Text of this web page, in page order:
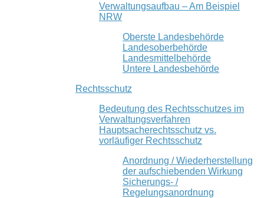
Verwaltungsaufbau – Am Beispiel
NRW
Oberste Landesbehörde
Landesoberbehörde
Landesmittelbehörde
Untere Landesbehörde
Rechtsschutz
Bedeutung des Rechtsschutzes im
Verwaltungsverfahren
Hauptsacherechtsschutz vs.
vorläufiger Rechtsschutz
Anordnung / Wiederherstellung
der aufschiebenden Wirkung
Sicherungs- /
Regelungsanordnung